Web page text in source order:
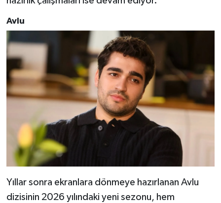
Avlu
Yıllar sonra ekranlara dönmeye hazırlanan Avlu
dizisinin 2026 yılındaki yeni sezonu, hem